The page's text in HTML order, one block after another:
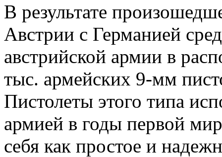
В результате
Австрии с Германией
австрийской армии в
тыс. армейских 9-мм
Пистолеты этого типа
армией в годы первой
себя как простое и